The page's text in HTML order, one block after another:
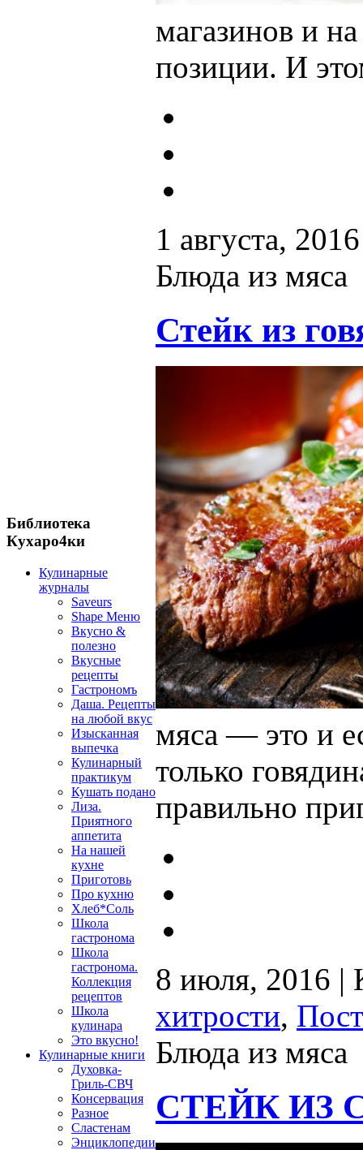
Библиотека
Кухаро4ки
Кулинарные
журналы
Saveurs
Shape Меню
Вкусно &
полезно
Вкусные
рецепты
Гастрономъ
Даша. Рецепты
на любой вкус
Изысканная
выпечка
Кулинарный
практикум
Кушать подано
Лиза.
Приятного
аппетита
На нашей
кухне
Приготовь
Про кухню
Хлеб*Соль
Школа
гастронома
Школа
гастронома.
Коллекция
рецептов
Школа
кулинара
Это вкусно!
Кулинарные книги
Духовка-
Гриль-СВЧ
Консервация
Разное
Сластенам
Энциклопедии
магазинов и
позиции. И
1 августа,
Блюда из мяса
Стейк из
мяса — это и
только
правильно
8 июля, 2016 |
хитрости,
Блюда из мяса
СТЕЙК ИЗ